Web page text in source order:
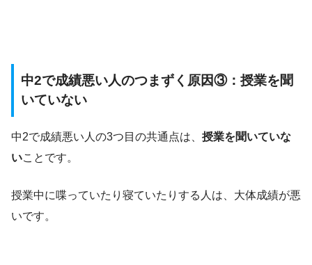
中2で成績悪い人のつまずく原因③：授業を聞
いていない
中2で成績悪い人の3つ目の共通点は、 授業を聞いていな
いことです。
授業中に喋っていたり寝ていたりする人は、大体成績が悪
いです。